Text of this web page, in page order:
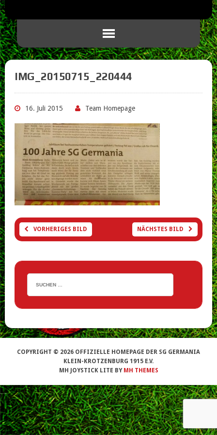
IMG_20150715_220444
16. Juli 2015 Team Homepage
VORHERIGES BILD NÄCHSTES BILD
COPYRIGHT © 2026 OFFIZIELLE HOMEPAGE DER SG GERMANIA
KLEIN-KROTZENBURG 1915 E.V.
MH JOYSTICK LITE BY MH THEMES